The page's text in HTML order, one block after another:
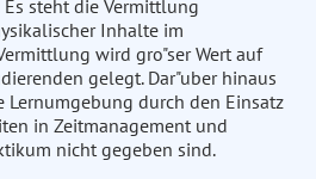
steht die Vermittlung
Inhalte im
wird gro"ser Wert auf
gelegt. Dar"uber hinaus
Lernumgebung durch den Einsatz
in Zeitmanagement und
nicht gegeben sind.